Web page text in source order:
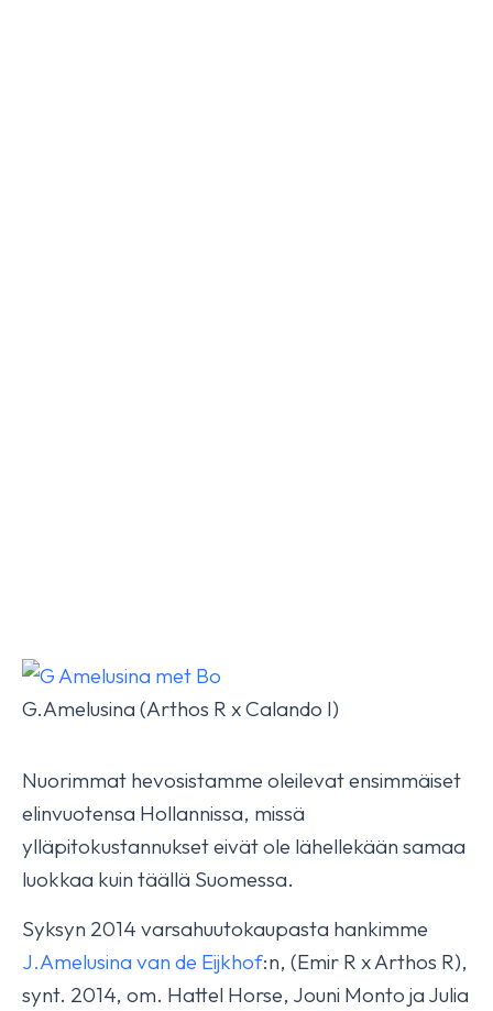
G.Amelusina (Arthos R x Calando I)
Nuorimmat hevosistamme oleilevat ensimmäiset
elinvuotensa Hollannissa, missä
ylläpitokustannukset eivät ole lähellekään samaa
luokkaa kuin täällä Suomessa.
Syksyn 2014 varsahuutokaupasta hankimme
J.Amelusina van de Eijkhof:n, (Emir R x Arthos R),
synt. 2014, om. Hattel Horse, Jouni Monto ja Julia